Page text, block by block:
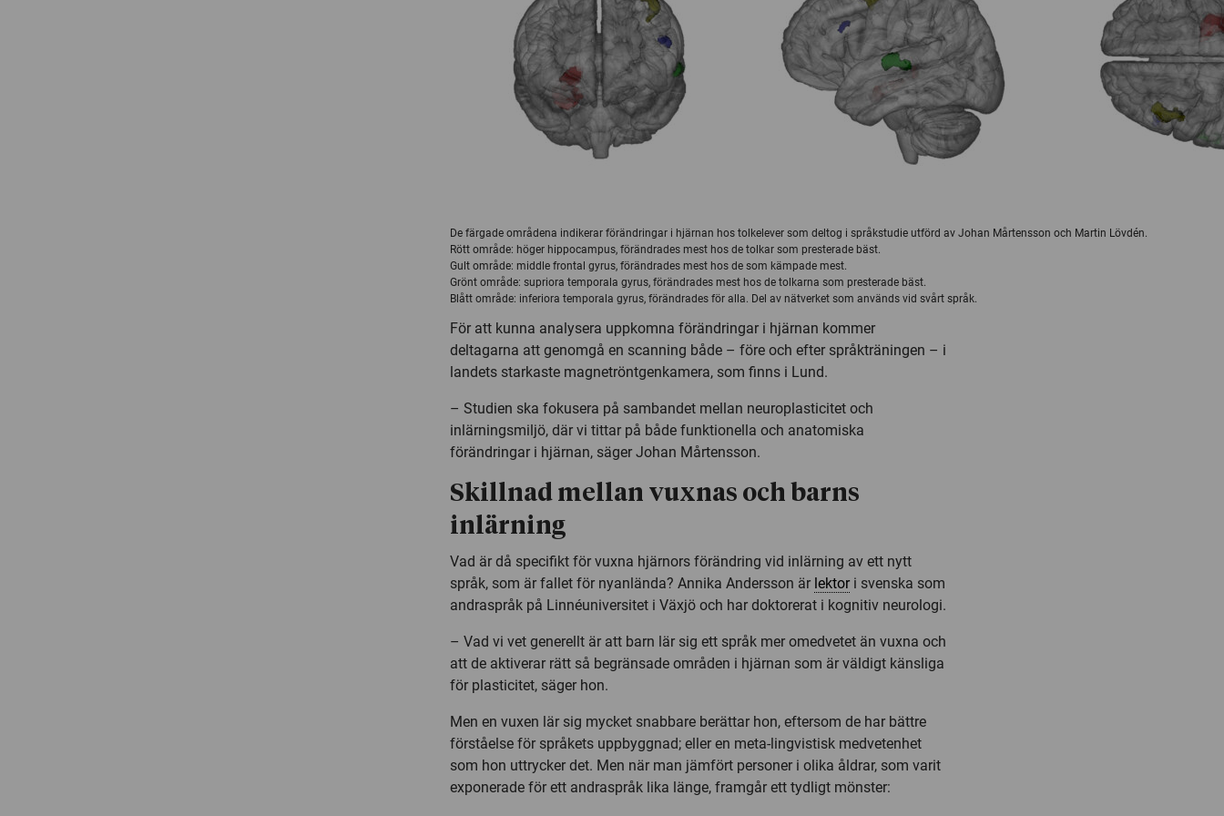
De färgade områdena indikerar förändringar i hjärnan hos tolkelever som deltog i språkstudie utförd av Johan Mårtensson och Martin Lövdén.
Rött område: höger hippocampus, förändrades mest hos de tolkar som presterade bäst.
Gult område: middle frontal gyrus, förändrades mest hos de som kämpade mest.
Grönt område: supriora temporala gyrus, förändrades mest hos de tolkarna som presterade bäst.
Blått område: inferiora temporala gyrus, förändrades för alla. Del av nätverket som används vid svårt språk.
För att kunna analysera uppkomna förändringar i hjärnan kommer
deltagarna att genomgå en scanning både – före och efter språkträningen – i
landets starkaste magnetröntgenkamera, som finns i Lund.
– Studien ska fokusera på sambandet mellan neuroplasticitet och
inlärningsmiljö, där vi tittar på både funktionella och anatomiska
förändringar i hjärnan, säger Johan Mårtensson.
Skillnad mellan vuxnas och barns
inlärning
Vad är då specifikt för vuxna hjärnors förändring vid inlärning av ett nytt
språk, som är fallet för nyanlända? Annika Andersson är lektori svenska som
andraspråk på Linnéuniversitet i Växjö och har doktorerat i kognitiv neurologi.
– Vad vi vet generellt är att barn lär sig ett språk mer omedvetet än vuxna och
att de aktiverar rätt så begränsade områden i hjärnan som är väldigt känsliga
för plasticitet, säger hon.
Men en vuxen lär sig mycket snabbare berättar hon, eftersom de har bättre
förståelse för språkets uppbyggnad; eller en meta-lingvistisk medvetenhet
som hon uttrycker det. Men när man jämfört personer i olika åldrar, som varit
exponerade för ett andraspråk lika länge, framgår ett tydligt mönster: